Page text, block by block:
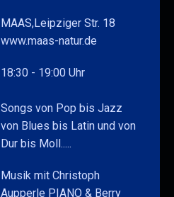
MAAS,Leipziger Str. 18
www.maas-natur.de
18:30 - 19:00 Uhr
Songs von Pop bis Jazz
von Blues bis Latin und von
Dur bis Moll.....
Musik mit Christoph
Aupperle PIANO & Berry